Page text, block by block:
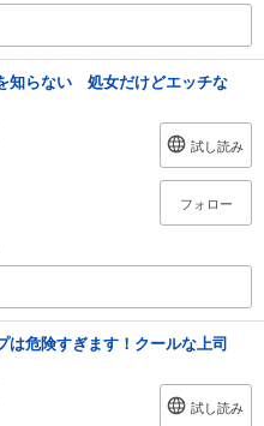
知らない 処女だけどエッチな
試し読み
フォロー
は危険すぎます！クールな上司
試し読み